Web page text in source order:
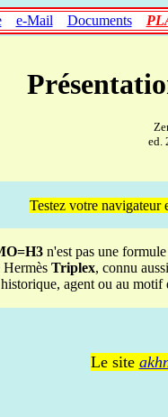
e-Mail Documents
ed.
Testez votre navigateur
n'est pas une
Triplex, connu
agent ou au motif
Le site